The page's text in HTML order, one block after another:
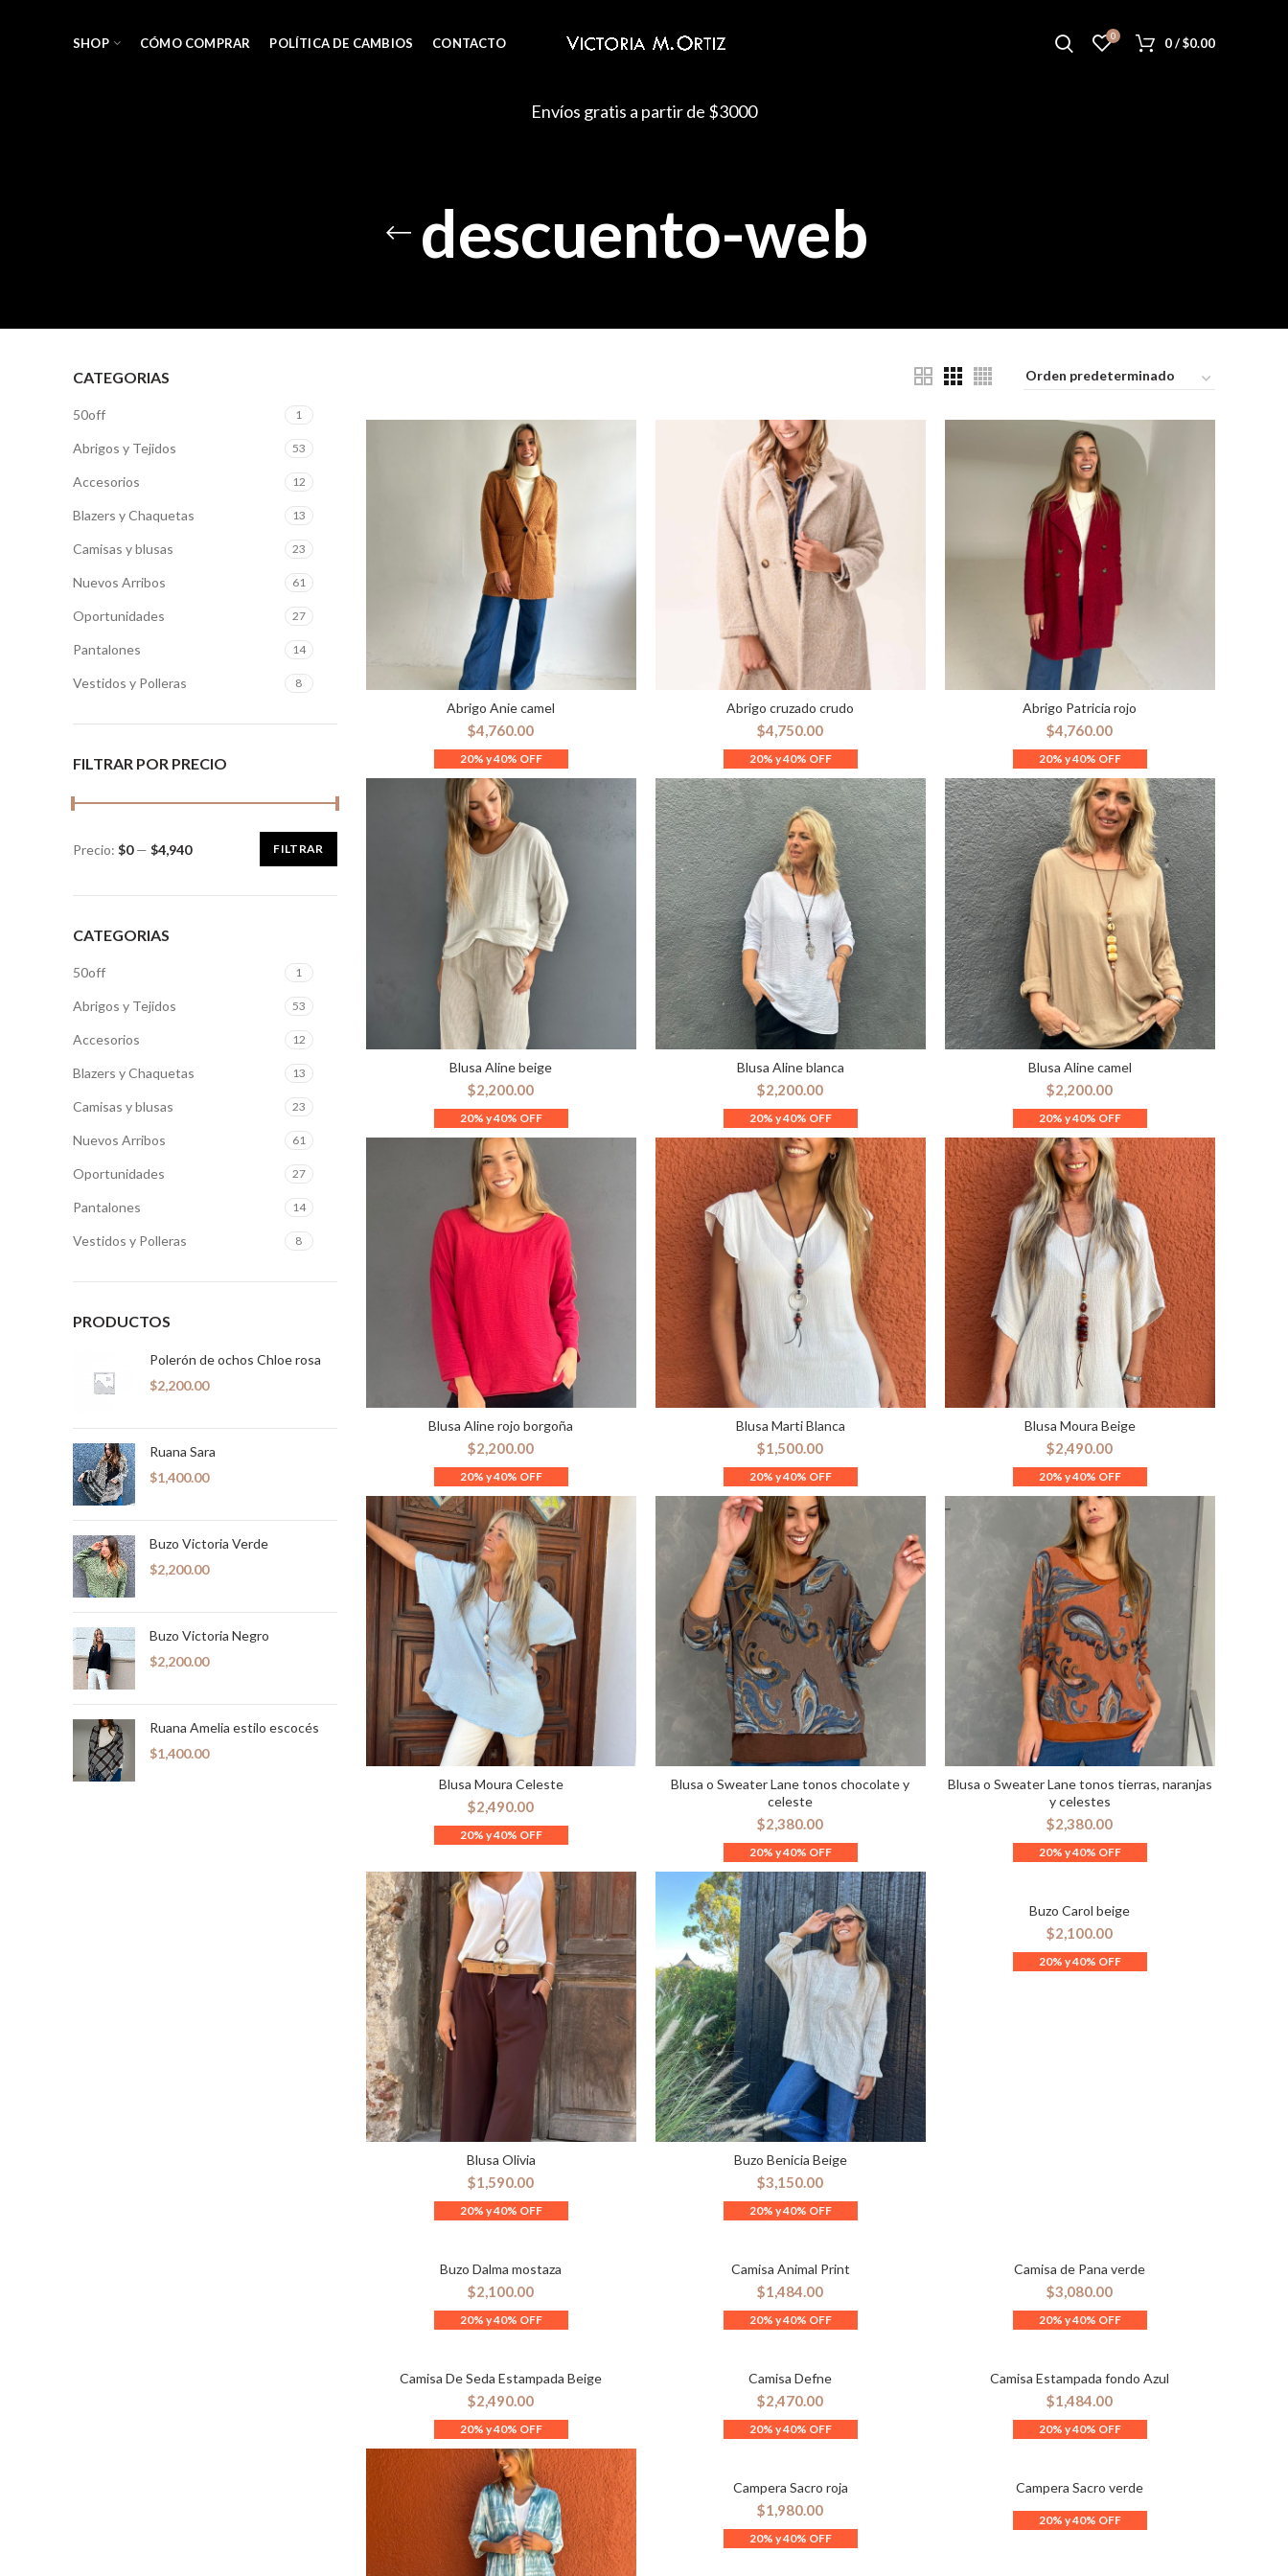
SHOP CÓMO COMPRAR POLÍTICA DE CAMBIOS CONTACTO 0 0/$0.00
Envíos gratis a partir de $3000
descuento-web
CATEGORIAS
50off 1
Abrigos y Tejidos 53
Accesorios 12
Blazers y Chaquetas 13
Camisas y blusas 23
Nuevos Arribos 61
Oportunidades 27
Pantalones 14
Vestidos y Polleras 8
FILTRAR POR PRECIO
FILTRAR
Precio: $0— $4,940
CATEGORIAS
50off 1
Abrigos y Tejidos 53
Accesorios 12
Blazers y Chaquetas 13
Camisas y blusas 23
Nuevos Arribos 61
Oportunidades 27
Pantalones 14
Vestidos y Polleras 8
PRODUCTOS
Polerón de ochos Chloe rosa
$2,200.00
Ruana Sara
$1,400.00
Buzo Victoria Verde
$2,200.00
Buzo Victoria Negro
$2,200.00
Ruana Amelia estilo escocés
$1,400.00
SELECCIONAR OPCIONES
Abrigo Anie camel
$4,760.00
SELECCIONAR OPCIONES
Abrigo cruzado crudo
$4,750.00
SELECCIONAR OPCIONES
Abrigo Patricia rojo
$4,760.00
SELECCIONAR OPCIONES
Blusa Aline beige
$2,200.00
SELECCIONAR OPCIONES
Blusa Aline blanca
$2,200.00
SELECCIONAR OPCIONES
Blusa Aline camel
$2,200.00
SELECCIONAR OPCIONES
Blusa Aline rojo borgoña
$2,200.00
SELECCIONAR OPCIONES
Blusa Marti Blanca
$1,500.00
SELECCIONAR OPCIONES
Blusa Moura Beige
$2,490.00
SELECCIONAR OPCIONES
Blusa Moura Celeste
$2,490.00
SELECCIONAR OPCIONES
Blusa o Sweater Lane tonos chocolate y
celeste
$2,380.00
SELECCIONAR OPCIONES
Blusa o Sweater Lane tonos tierras, naranjas
y celestes
$2,380.00
SELECCIONAR OPCIONES
Blusa Olivia
$1,590.00
SELECCIONAR OPCIONES
Buzo Benicia Beige
$3,150.00
SELECCIONAR OPCIONES
Buzo Carol beige
$2,100.00
SELECCIONAR OPCIONES
Buzo Dalma mostaza
$2,100.00
SELECCIONAR OPCIONES
Camisa Animal Print
$1,484.00
AÑADIR AL CARRITO
Camisa de Pana verde
$3,080.00
SELECCIONAR OPCIONES
Camisa De Seda Estampada Beige
$2,490.00
SELECCIONAR OPCIONES
Camisa Defne
$2,470.00
SELECCIONAR OPCIONES
Camisa Estampada fondo Azul
$1,484.00
SELECCIONAR OPCIONES
Campera Sacro roja
$1,980.00
LEER MÁS
Campera Sacro verde